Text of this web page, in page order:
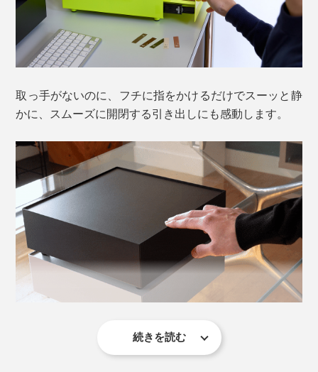
がほしい収納量を決められる『KaKuKo』。
そもそも頻繁に使いたい小物類は、上に積み上げられな
いから、テーブルや棚上で横にモノが広がっていく。
ゴチャつく小物の中には、飾りたいモノだってある。
そんな身のまわりの「飾りたい」と「隠したい」の居場
所を一緒に。取っ手のないミニマムデザインが叶えまし
取っ手がないのに、フチに指をかけるだけでスーッと静
かに、スムーズに開閉する引き出しにも感動します。
このスムーズな心地よさは、オフィス収納家具の老舗メ
続きを読む